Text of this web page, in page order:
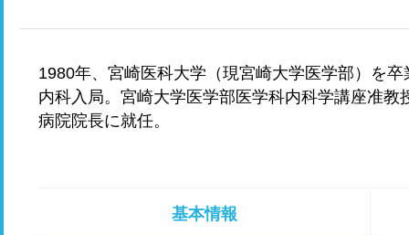
1980年、宮崎医科大学（現宮崎大学医学部）を
内科入局。宮崎大学医学部医学科内科学講座准
病院院長に就任。
基本情報